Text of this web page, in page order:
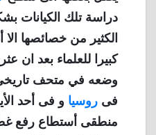
دراسة تلك الكيانات
الكثير من خصائصها الا
كبيرا للعلماء بعد ان
وضعه في متحف
فى روسيا و فى أحد
منطقى أستطاع رفع